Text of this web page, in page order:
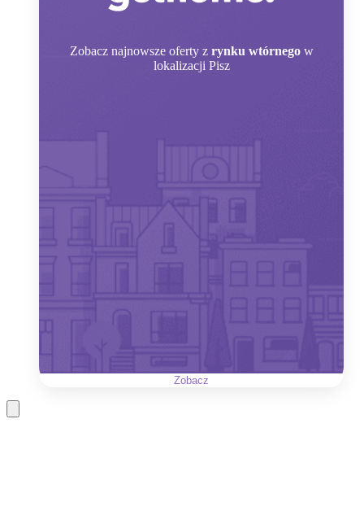
Zobacz najnowsze oferty z rynku wtórnego w
lokalizacji Pisz
Zobacz